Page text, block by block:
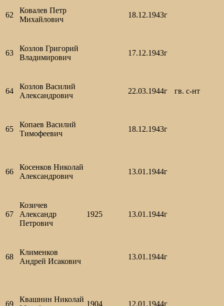
62
Ковалев Петр
Михайлович
18.12.1943г
63
Козлов Григорий
Владимирович
17.12.1943г
64
Козлов Василий
Александрович
22.03.1944г гв. с-нт
65
Копаев Василий
Тимофеевич
18.12.1943г
66
Косенков Николай
Александрович
13.01.1944г
67
Козичев
Александр
Петрович
1925 13.01.1944г
68
Клименков
Андрей Исакович
13.01.1944г
69
Квашнин Николай
1904 12.01.1944г